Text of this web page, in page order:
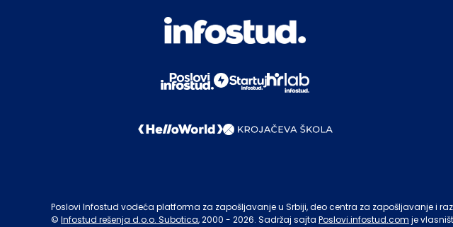
Poslovi Infostud vodeća platforma za zapošljavanje u Srbiji, deo centra za zapošljavanje i
© Infostud rešenja d.o.o. Subotica, 2000 - 2026. Sadržaj sajta Poslovi.infostud.com je